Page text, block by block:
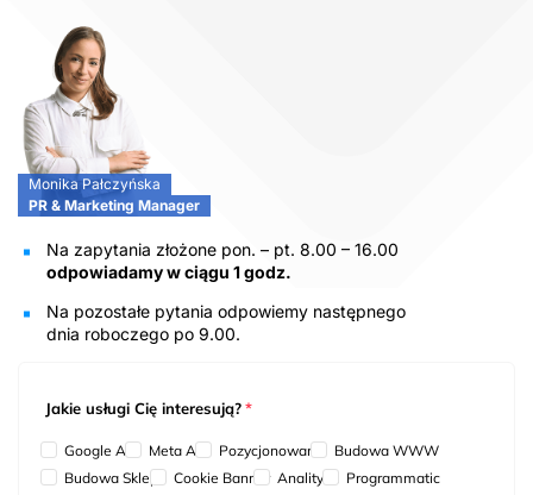
Monika Pałczyńska
PR & Marketing Manager
Na zapytania złożone pon. – pt. 8.00 – 16.00
odpowiadamy w ciągu 1 godz.
Na pozostałe pytania odpowiemy następnego
dnia roboczego po 9.00.
Jakie usługi Cię interesują?*
Google Ads Meta Ads Pozycjonowanie
Budowa WWW
Budowa Sklepu
Cookie Banner Analityka
Programmatic